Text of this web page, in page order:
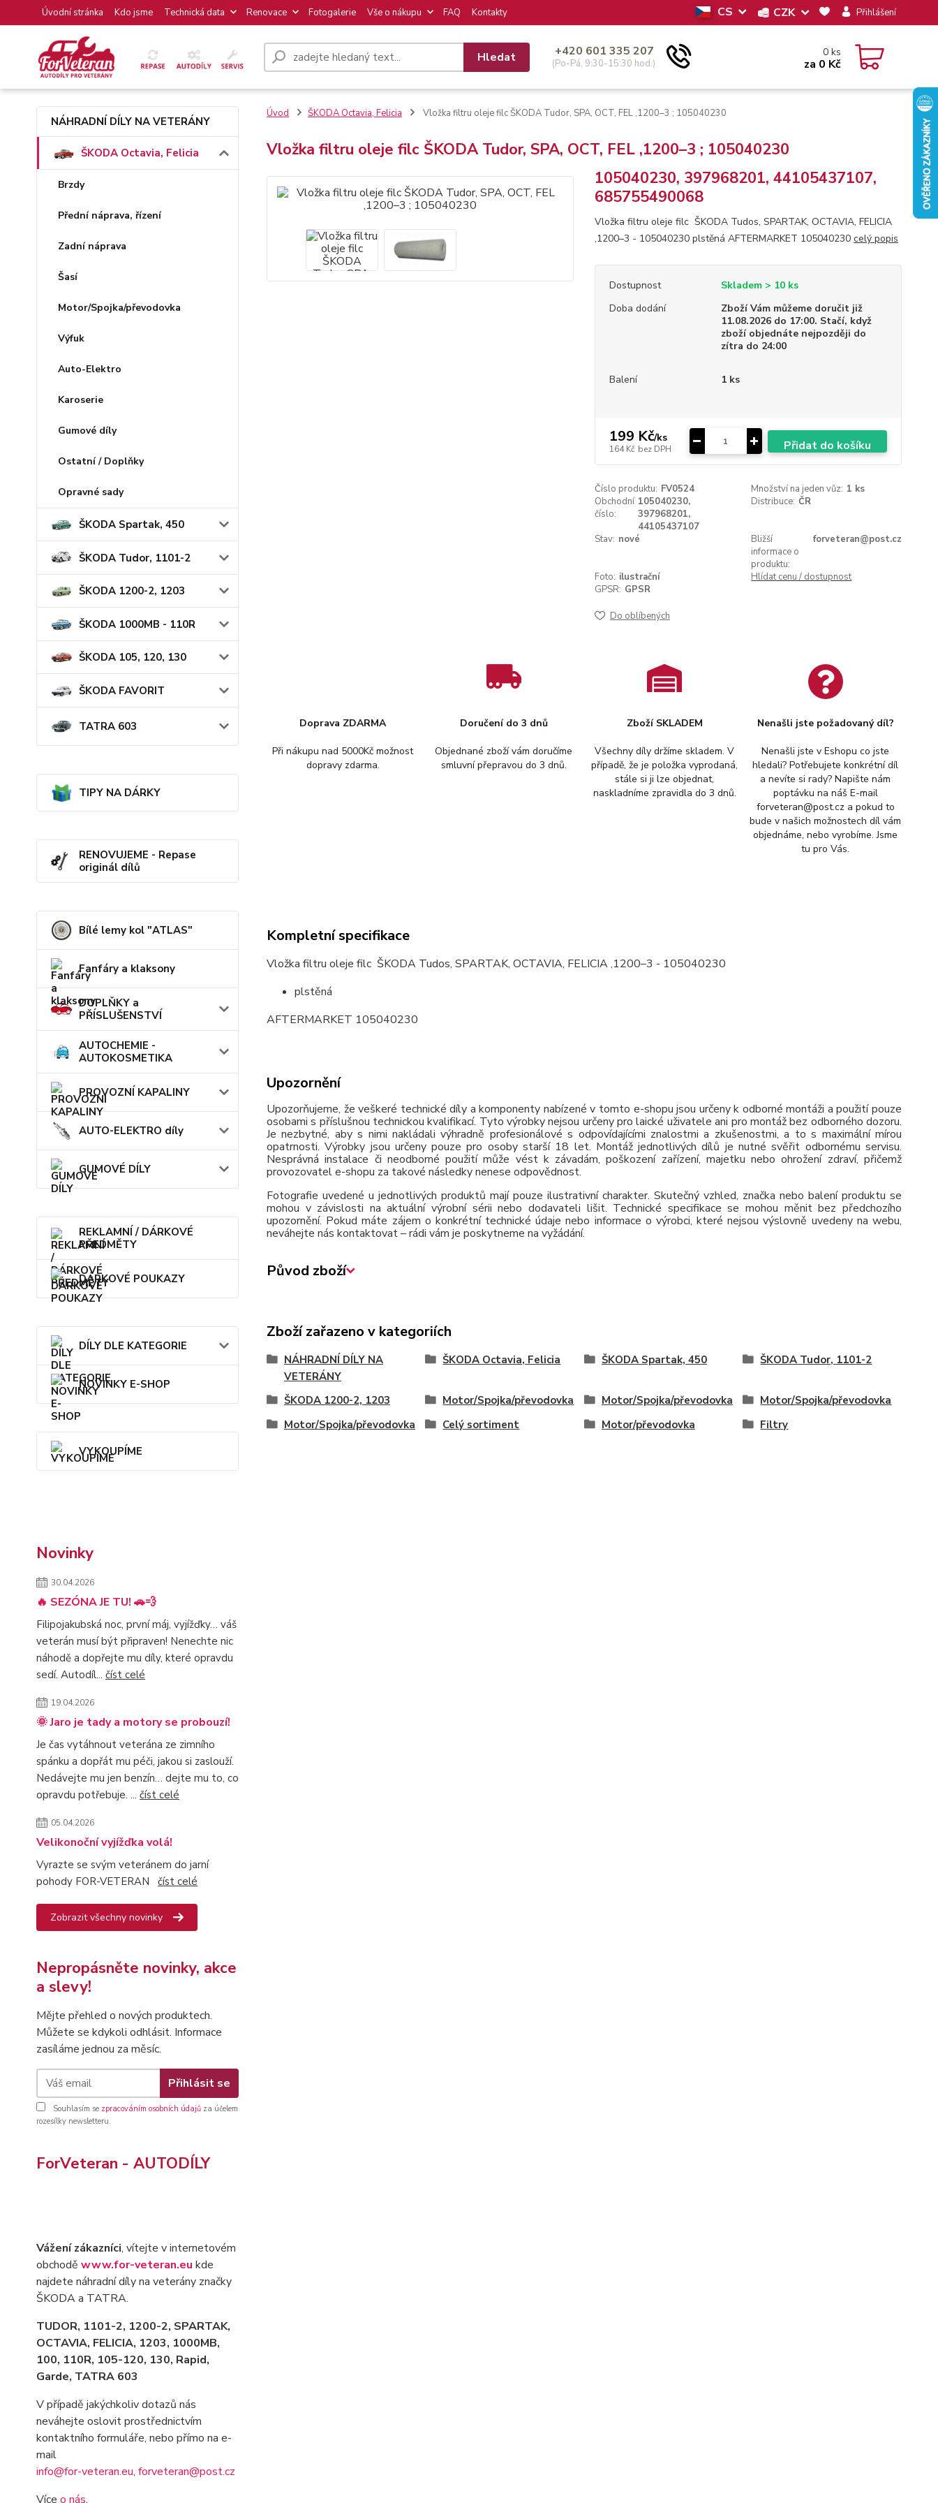
Úvodní stránka Kdo jsme Technická data Renovace Fotogalerie Vše o nákupu FAQ Kontakty CS CZK Přihlášení
Hledat +420 601 335 207
(Po-Pá, 9:30-15:30 hod.)
0 ks
za 0 Kč
NÁHRADNÍ DÍLY NA VETERÁNY
ŠKODA Octavia, Felicia
Brzdy
Přední náprava, řízení
Zadní náprava
Šasí
Motor/Spojka/převodovka
Výfuk
Auto-Elektro
Karoserie
Gumové díly
Ostatní / Doplňky
Opravné sady
ŠKODA Spartak, 450
ŠKODA Tudor, 1101-2
ŠKODA 1200-2, 1203
ŠKODA 1000MB - 110R
ŠKODA 105, 120, 130
ŠKODA FAVORIT
TATRA 603
TIPY NA DÁRKY
RENOVUJEME - Repase
originál dílů
Bílé lemy kol "ATLAS"
Fanfáry a klaksony
DOPLŇKY a
PŘÍSLUŠENSTVÍ
AUTOCHEMIE -
AUTOKOSMETIKA
PROVOZNÍ KAPALINY
AUTO-ELEKTRO díly
GUMOVÉ DÍLY
REKLAMNÍ / DÁRKOVÉ
PŘEDMĚTY
DÁRKOVÉ POUKAZY
DÍLY DLE KATEGORIE
NOVINKY E-SHOP
VYKOUPÍME
Novinky
30.04.2026
🔥 SEZÓNA JE TU! 🚗💨
Filipojakubská noc, první máj, vyjížďky… váš
veterán musí být připraven! Nenechte nic
náhodě a dopřejte mu díly, které opravdu
sedí. Autodíl... číst celé
19.04.2026
🌞 Jaro je tady a motory se probouzí!
Je čas vytáhnout veterána ze zimního
spánku a dopřát mu péči, jakou si zaslouží.
Nedávejte mu jen benzín… dejte mu to, co
opravdu potřebuje. ... číst celé
05.04.2026
Velikonoční vyjížďka volá!
Vyrazte se svým veteránem do jarní
pohody FOR-VETERAN číst celé
Zobrazit všechny novinky
Nepropásněte novinky, akce
a slevy!
Mějte přehled o nových produktech.
Můžete se kdykoli odhlásit. Informace
zasíláme jednou za měsíc.
Přihlásit se
Souhlasím se zpracováním osobních údajů za účelem
rozesílky newsletteru.
ForVeteran - AUTODÍLY
Vážení zákazníci, vítejte v internetovém
obchodě www.for-veteran.eu kde
najdete náhradní díly na veterány značky
ŠKODA a TATRA.
TUDOR, 1101-2, 1200-2, SPARTAK,
OCTAVIA, FELICIA, 1203, 1000MB,
100, 110R, 105-120, 130, Rapid,
Garde, TATRA 603
V případě jakýchkoliv dotazů nás
neváhejte oslovit prostřednictvím
kontaktního formuláře, nebo přímo na e-
mail
info@for-veteran.eu, forveteran@post.cz
Více o nás.
Úvod ŠKODA Octavia, Felicia Vložka filtru oleje filc ŠKODA Tudor, SPA, OCT, FEL ,1200–3 ; 105040230
Vložka filtru oleje filc ŠKODA Tudor, SPA, OCT, FEL ,1200–3 ; 105040230
105040230, 397968201, 44105437107,
685755490068
Vložka filtru oleje filc ŠKODA Tudos, SPARTAK, OCTAVIA, FELICIA
,1200–3 - 105040230 plstěná AFTERMARKET 105040230 celý popis
Dostupnost
Skladem > 10 ks
Doba dodání
Zboží Vám můžeme doručit již
11.08.2026 do 17:00. Stačí, když
zboží objednáte nejpozději do
zítra do 24:00
Balení 1 ks
199 Kč/ks
164 Kč bez DPH Přidat do košíku
Číslo produktu: FV0524 Množství na jeden vůz: 1 ks
Obchodní
číslo:
105040230,
397968201,
44105437107
Distribuce: ČR
Stav: nové
Bližší
informace o
produktu:
forveteran@post.cz
Foto: ilustrační
Hlídat cenu / dostupnost
GPSR: GPSR
Do oblíbených
Doprava ZDARMA
Při nákupu nad 5000Kč možnost
dopravy zdarma.
Doručení do 3 dnů
Objednané zboží vám doručíme
smluvní přepravou do 3 dnů.
Zboží SKLADEM
Všechny díly držíme skladem. V
případě, že je položka vyprodaná,
stále si ji lze objednat,
naskladníme zpravidla do 3 dnů.
Nenašli jste požadovaný díl?
Nenašli jste v Eshopu co jste
hledali? Potřebujete konkrétní díl
a nevíte si rady? Napište nám
poptávku na náš E-mail
forveteran@post.cz a pokud to
bude v našich možnostech díl vám
objednáme, nebo vyrobíme. Jsme
tu pro Vás.
Kompletní specifikace
Vložka filtru oleje filc ŠKODA Tudos, SPARTAK, OCTAVIA, FELICIA ,1200–3 - 105040230
plstěná
AFTERMARKET 105040230
Upozornění
Upozorňujeme, že veškeré technické díly a komponenty nabízené v tomto e-shopu jsou určeny k odborné montáži a použití pouze
osobami s příslušnou technickou kvalifikací. Tyto výrobky nejsou určeny pro laické uživatele ani pro montáž bez odborného dozoru.
Je nezbytné, aby s nimi nakládali výhradně profesionálové s odpovídajícími znalostmi a zkušenostmi, a to s maximální mírou
opatrnosti. Výrobky jsou určeny pouze pro osoby starší 18 let. Montáž jednotlivých dílů je nutné svěřit odbornému servisu.
Nesprávná instalace či neodborné použití může vést k závadám, poškození zařízení, majetku nebo ohrožení zdraví, přičemž
provozovatel e-shopu za takové následky nenese odpovědnost.
Fotografie uvedené u jednotlivých produktů mají pouze ilustrativní charakter. Skutečný vzhled, značka nebo balení produktu se
mohou v závislosti na aktuální výrobní sérii nebo dodavateli lišit. Technické specifikace se mohou měnit bez předchozího
upozornění. Pokud máte zájem o konkrétní technické údaje nebo informace o výrobci, které nejsou výslovně uvedeny na webu,
neváhejte nás kontaktovat – rádi vám je poskytneme na vyžádání.
Původ zboží
Zboží zařazeno v kategoriích
NÁHRADNÍ DÍLY NA
VETERÁNY
ŠKODA Octavia, Felicia ŠKODA Spartak, 450 ŠKODA Tudor, 1101-2
ŠKODA 1200-2, 1203 Motor/Spojka/převodovka Motor/Spojka/převodovka
Motor/Spojka/převodovka
Motor/Spojka/převodovka
Celý sortiment Motor/převodovka Filtry